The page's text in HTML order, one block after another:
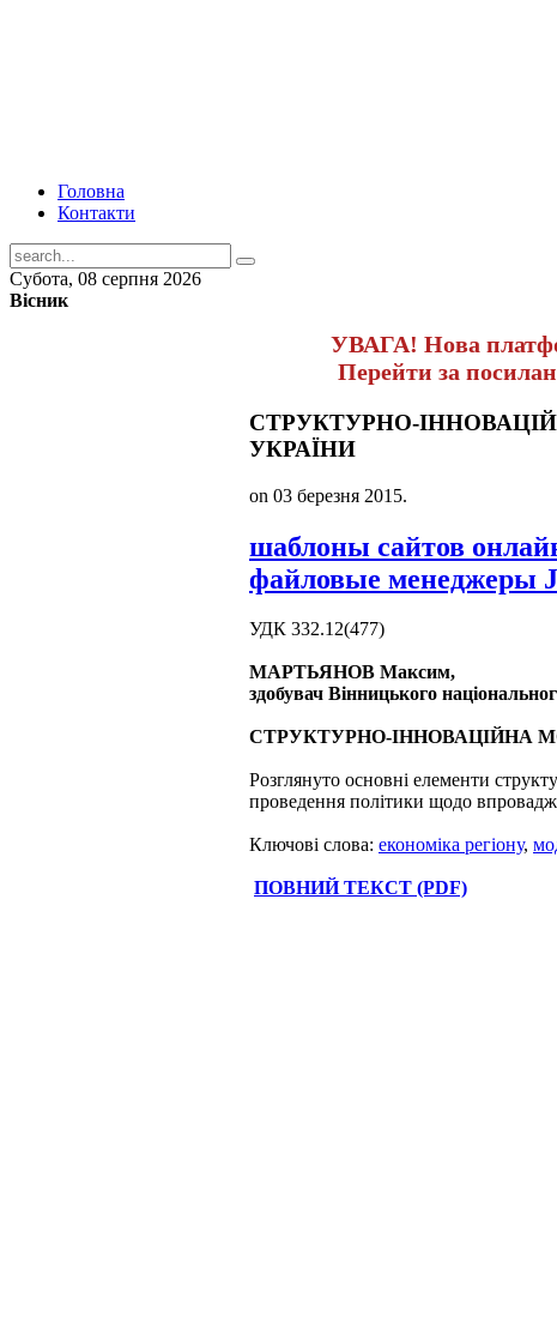
Головна
Контакти
Субота, 08 серпня 2026
Вісник
УВАГА! Нова
Перейти за
СТРУКТУРНО-
УКРАЇНИ
on 03 березня 2015.
шаблоны сайтов
файловые менеджеры
УДК 332.12(477)
МАРТЬЯНОВ Максим,
здобувач Вінницького
СТРУКТУРНО-ІННОВАЦІЙНА
Розглянуто основні елементи
проведення політики щодо
Ключові слова: економіка регіону,
ПОВНИЙ ТЕКСТ (PDF)